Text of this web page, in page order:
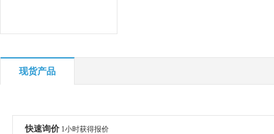
现货产品
快速询价 1小时获得报价